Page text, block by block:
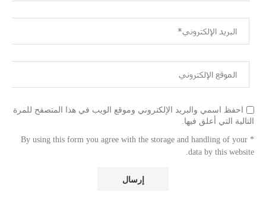
احفظ اسمي والبريد الإلكتروني وموقع الويب في هذا المتصفح للمرة
التالية التي أعلق فيها.
* By using this form you agree with the storage and handling of your
data by this website.